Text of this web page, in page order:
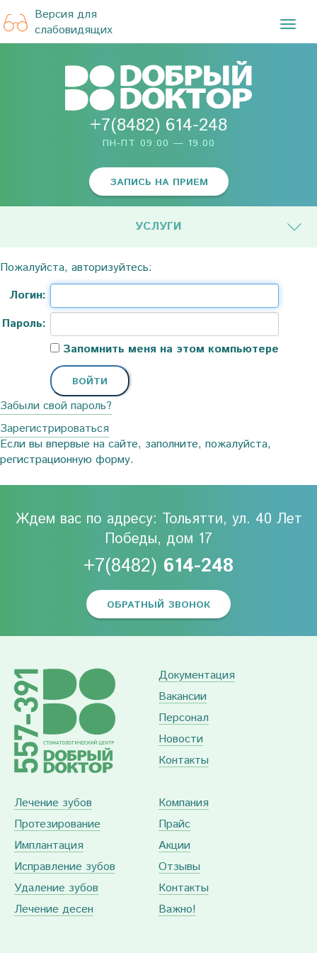
Версия для
слабовидящих
+7(8482) 614-248
ПН-ПТ 09:00 — 19.00
ЗАПИСЬ НА ПРИЕМ
УСЛУГИ
Пожалуйста, авторизуйтесь:
Логин:
Пароль:
Запомнить меня на этом компьютере
Забыли свой пароль?
Зарегистрироваться
Если вы впервые на сайте, заполните, пожалуйста,
регистрационную форму.
Ждем вас по адресу: Тольятти, ул. 40 Лет
Победы, дом 17
+7(8482) 614-248
ОБРАТНЫЙ ЗВОНОК
Документация
Вакансии
Персонал
Новости
Контакты
Лечение зубов
Протезирование
Имплантация
Исправление зубов
Удаление зубов
Лечение десен
Компания
Прайс
Акции
Отзывы
Контакты
Важно!